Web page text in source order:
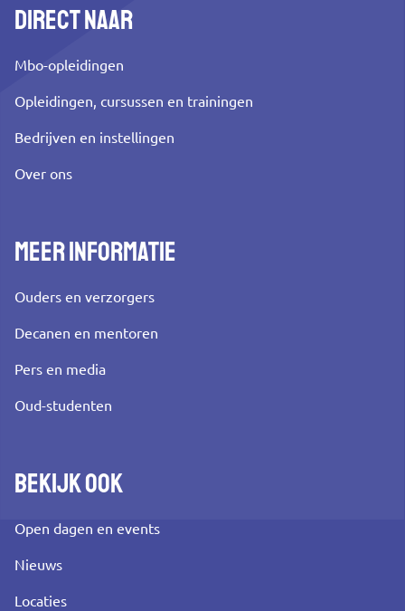
Direct naar
Mbo-opleidingen
Opleidingen, cursussen en trainingen
Bedrijven en instellingen
Over ons
Meer informatie
Ouders en verzorgers
Decanen en mentoren
Pers en media
Oud-studenten
Bekijk ook
Open dagen en events
Nieuws
Locaties